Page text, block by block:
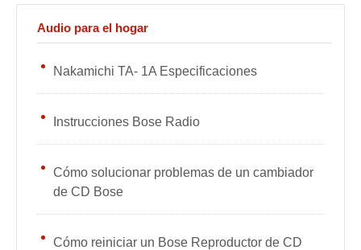
Audio para el hogar
Nakamichi TA- 1A Especificaciones
Instrucciones Bose Radio
Cómo solucionar problemas de un cambiador
de CD Bose
Cómo reiniciar un Bose Reproductor de CD